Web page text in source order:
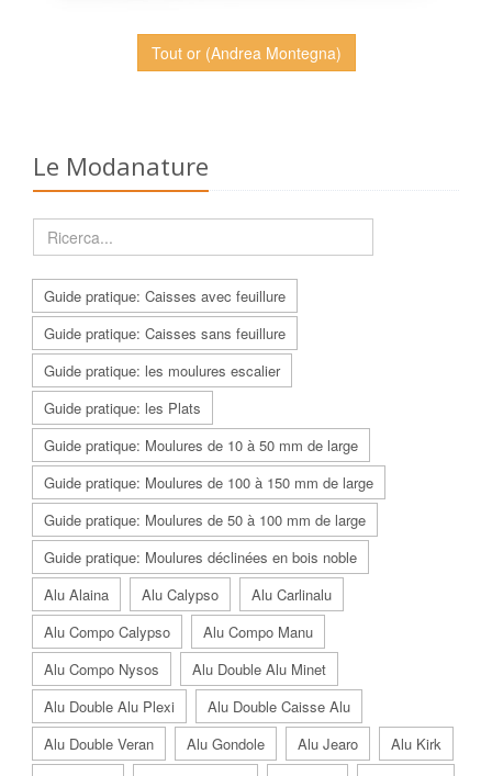
Tout or (Andrea Montegna)
Le Modanature
Guide pratique: Caisses avec feuillure
Guide pratique: Caisses sans feuillure
Guide pratique: les moulures escalier
Guide pratique: les Plats
Guide pratique: Moulures de 10 à 50 mm de large
Guide pratique: Moulures de 100 à 150 mm de large
Guide pratique: Moulures de 50 à 100 mm de large
Guide pratique: Moulures déclinées en bois noble
Alu Alaina
Alu Calypso
Alu Carlinalu
Alu Compo Calypso
Alu Compo Manu
Alu Compo Nysos
Alu Double Alu Minet
Alu Double Alu Plexi
Alu Double Caisse Alu
Alu Double Veran
Alu Gondole Alu Jearo
Alu Kirk